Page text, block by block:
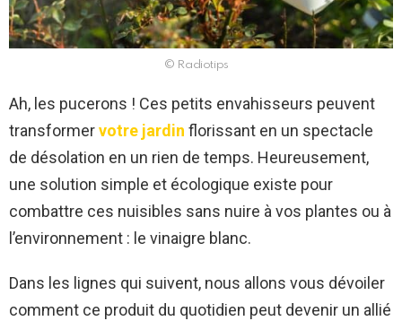
© Radiotips
Ah, les pucerons ! Ces petits envahisseurs peuvent
transformervotre jardin florissant en un spectacle
de désolation en un rien de temps. Heureusement,
une solution simple et écologique existe pour
combattre ces nuisibles sans nuire à vos plantes ou à
l’environnement : le vinaigre blanc.
Dans les lignes qui suivent, nous allons vous dévoiler
comment ce produit du quotidien peut devenir un allié